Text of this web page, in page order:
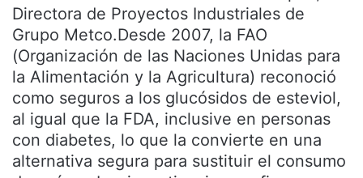
Directora de Proyectos Industriales de
Grupo Metco.Desde 2007, la FAO
(Organización de las Naciones Unidas para
la Alimentación y la Agricultura) reconoció
como seguros a los glucósidos de esteviol,
al igual que la FDA, inclusive en personas
con diabetes, lo que la convierte en una
alternativa segura para sustituir el consumo